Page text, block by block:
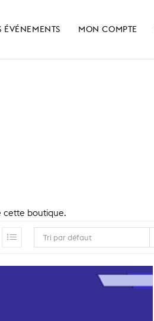
ÉVÉNEMENTS MON COMPTE
cette boutique.
Tri par défaut